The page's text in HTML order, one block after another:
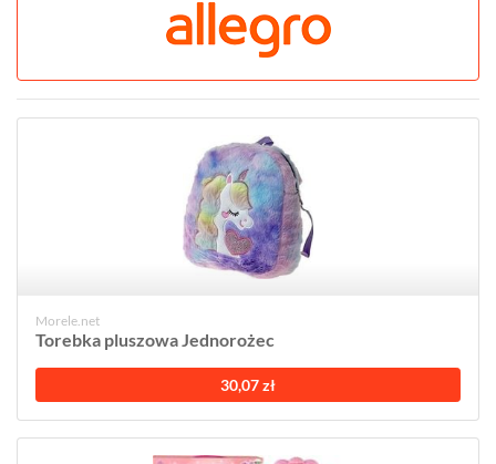
Morele.net
Torebka pluszowa Jednorożec
30,07 zł